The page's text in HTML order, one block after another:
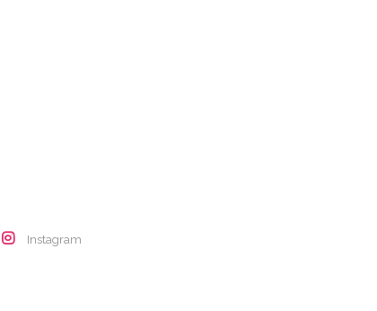
Instagram